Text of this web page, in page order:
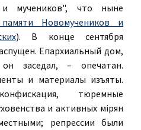
и мучеников", что ныне
Новомучеников и
). В конце сентября
Епархиальный дом,
заседал, – опечатан.
и материалы изъяты.
тюремные
и активных мiрян
репрессии были